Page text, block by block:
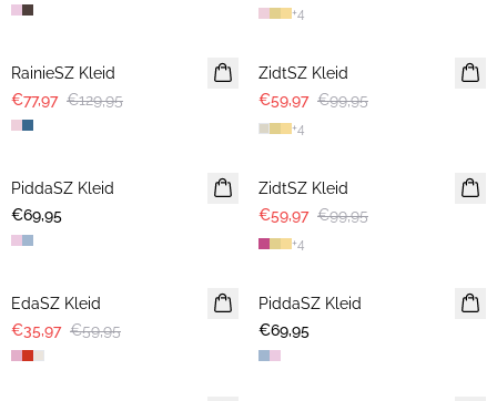
+4
RainieSZ Kleid
€77,97 €129,95
ZidtSZ Kleid
€59,97 €99,95
+4
NEUHEIT
PiddaSZ Kleid
€69,95
ZidtSZ Kleid
€59,97 €99,95
+4
EdaSZ Kleid
€35,97 €59,95
NEUHEIT
PiddaSZ Kleid
€69,95
-40% -40%